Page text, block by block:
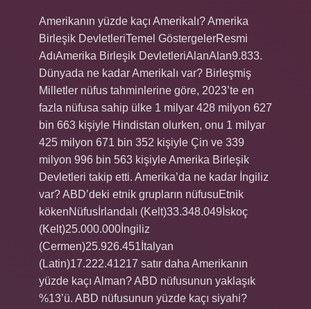
Amerikanın yüzde kaçı Amerikalı? Amerika
Birleşik DevletleriTemel GöstergelerResmi
AdıAmerika Birleşik DevletleriAlanAlan9.833.
Dünyada ne kadar Amerikalı var? Birleşmiş
Milletler nüfus tahminlerine göre, 2023’te en
fazla nüfusa sahip ülke 1 milyar 428 milyon 627
bin 663 kişiyle Hindistan olurken, onu 1 milyar
425 milyon 671 bin 352 kişiyle Çin ve 339
milyon 996 bin 563 kişiyle Amerika Birleşik
Devletleri takip etti. Amerika’da ne kadar İngiliz
var? ABD’deki etnik grupların nüfusuEtnik
kökenNüfusİrlandalı (Kelt)33.348.049İskoç
(Kelt)25.000.000İngiliz
(Cermen)25.926.451İtalyan
(Latin)17.222.41217 satır daha Amerikanın
yüzde kaçı Alman? ABD nüfusunun yaklaşık
%13’ü. ABD nüfusunun yüzde kaçı siyahi?